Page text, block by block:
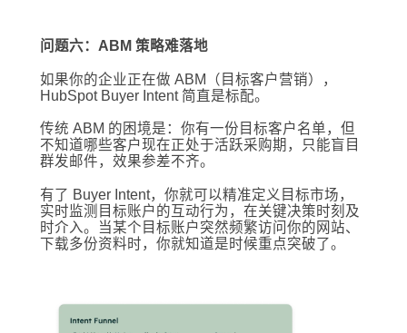
问题六：ABM 策略难落地
如果你的企业正在做 ABM（目标客户营销），
HubSpot Buyer Intent 简直是标配。
传统 ABM 的困境是：你有一份目标客户名单，但
不知道哪些客户现在正处于活跃采购期，只能盲目
群发邮件，效果参差不齐。
有了 Buyer Intent，你就可以精准定义目标市场，
实时监测目标账户的互动行为，在关键决策时刻及
时介入。当某个目标账户突然频繁访问你的网站、
下载多份资料时，你就知道是时候重点突破了。